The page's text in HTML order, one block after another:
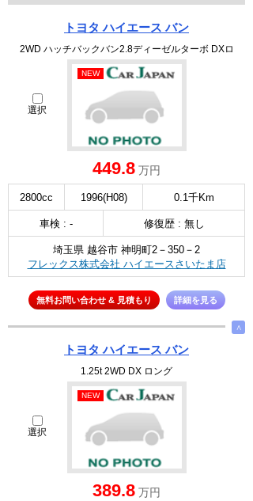
トヨタ ハイエース バン
2WD ハッチバックバン2.8ディーゼルターボ DXロ
選択
NEW
449.8 万円
2800cc 1996(H08) 0.1千Km
車検 : - 修復歴 : 無し
埼玉県 越谷市 神明町2－350－2
フレックス株式会社 ハイエースさいたま店
無料お問い合わせ & 見積もり 詳細を見る
∧
トヨタ ハイエース バン
1.25t 2WD DX ロング
選択
NEW
389.8 万円